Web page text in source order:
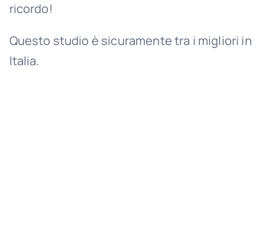
ricordo!
Questo studio è sicuramente tra i migliori in
Italia.